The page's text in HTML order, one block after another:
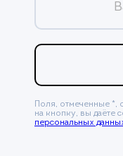
Поля, отмеченные *,
на кнопку, вы даёте
персональных